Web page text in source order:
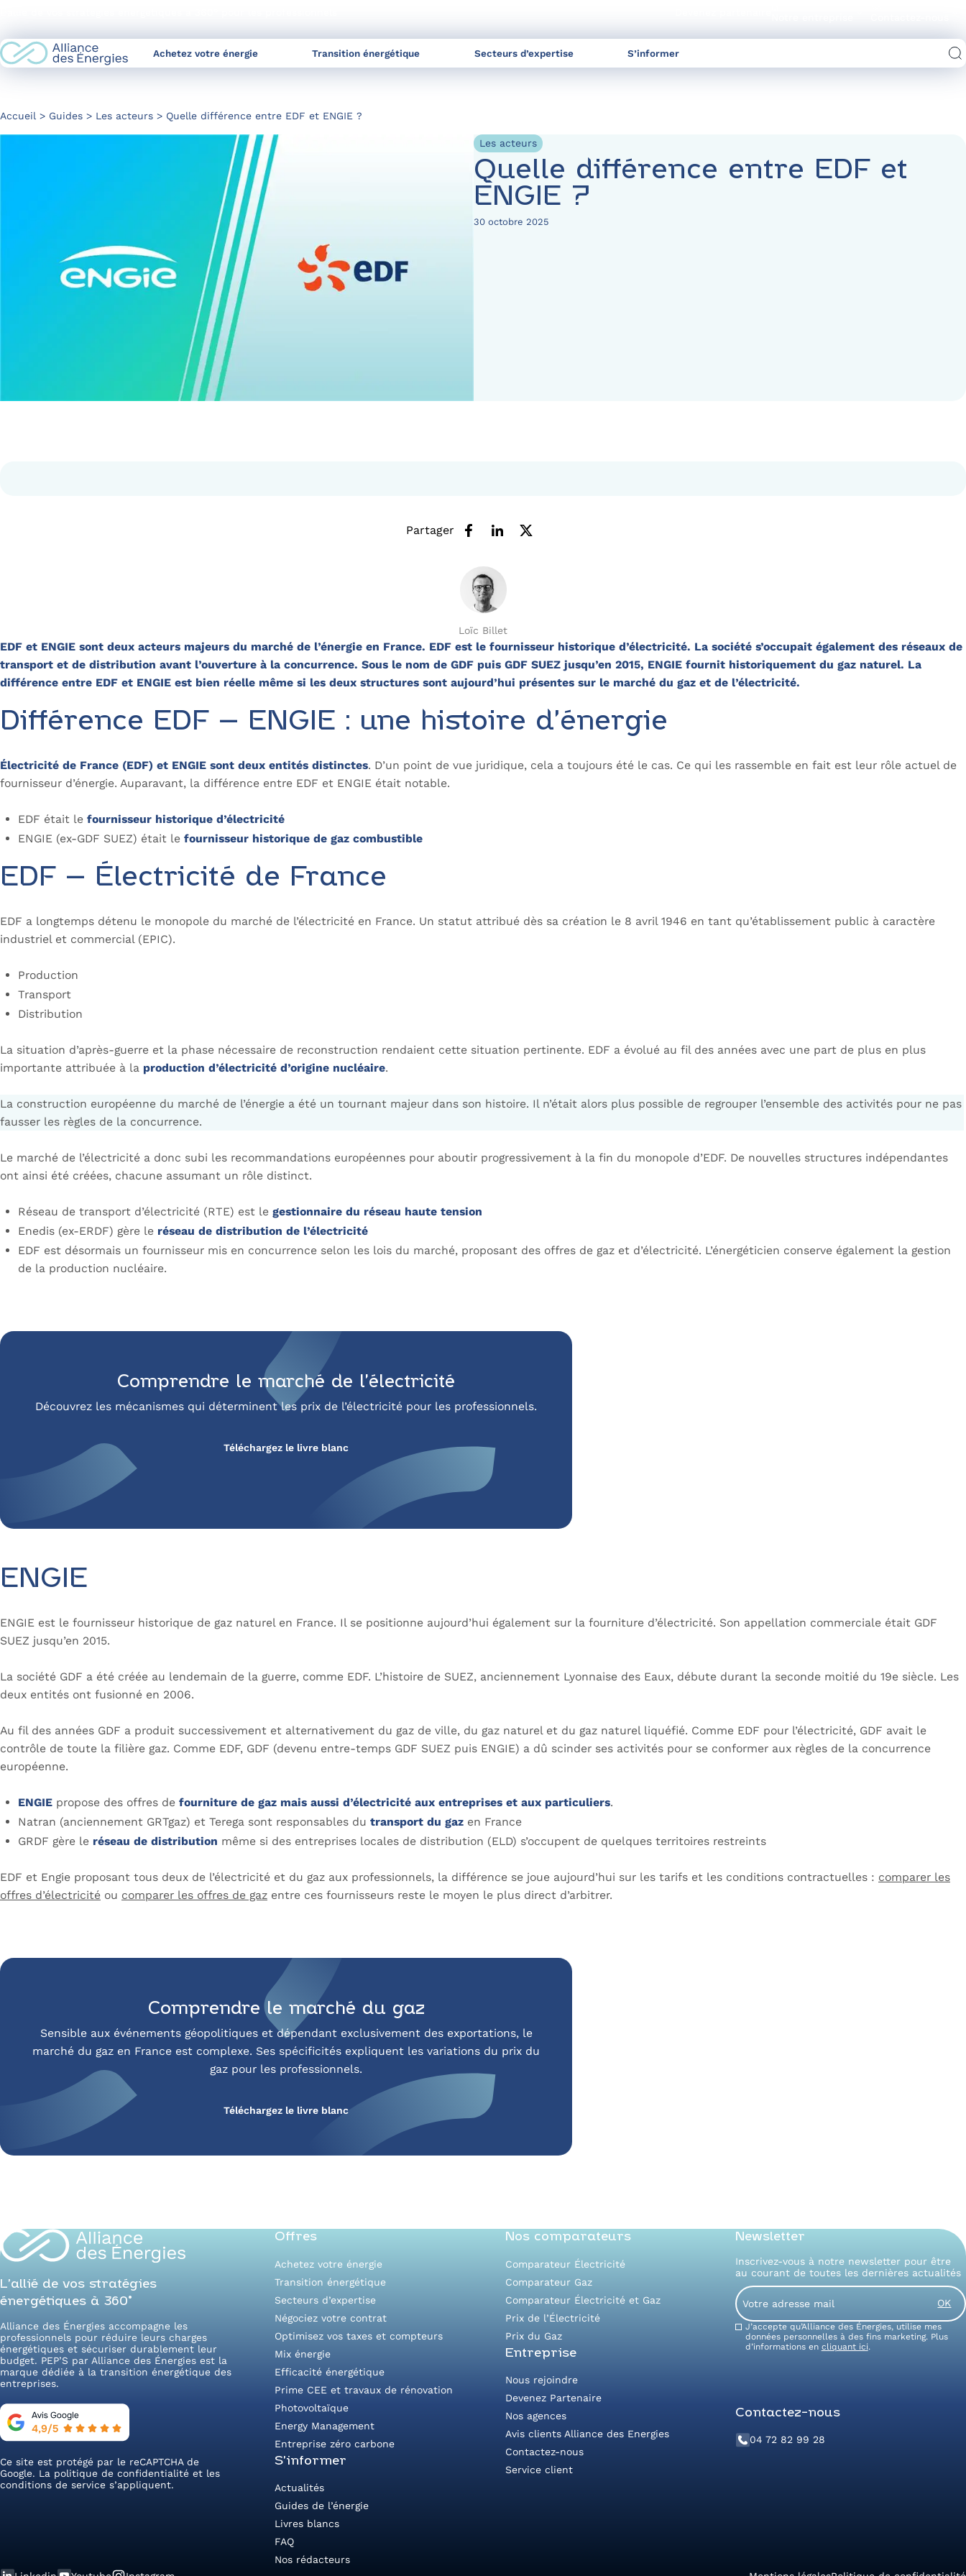
Content
Achetez votre énergie Transition énergétique Secteurs d’expertise S’informer
Accueil Guides Les acteurs Quelle différence entre EDF et ENGIE ?
Les acteurs
Quelle différence entre EDF et
ENGIE ?
30 octobre 2025
Partager
Loïc Billet
EDF et ENGIE sont deux acteurs majeurs du marché de l’énergie en France. EDF est le fournisseur historique d’électricité. La société s’occupait également des réseaux de
transport et de distribution avant l’ouverture à la concurrence. Sous le nom de GDF puis GDF SUEZ jusqu’en 2015, ENGIE fournit historiquement du gaz naturel. La
différence entre EDF et ENGIE est bien réelle même si les deux structures sont aujourd’hui présentes sur le marché du gaz et de l’électricité.
Différence EDF – ENGIE : une histoire d’énergie
Électricité de France (EDF) et ENGIE sont deux entités distinctes. D’un point de vue juridique, cela a toujours été le cas. Ce qui les rassemble en fait est leur rôle actuel de
fournisseur d’énergie. Auparavant, la différence entre EDF et ENGIE était notable.
EDF était le fournisseur historique d’électricité
ENGIE (ex-GDF SUEZ) était le fournisseur historique de gaz combustible
EDF – Électricité de France
EDF a longtemps détenu le monopole du marché de l’électricité en France. Un statut attribué dès sa création le 8 avril 1946 en tant qu’établissement public à caractère
industriel et commercial (EPIC).
Production
Transport
Distribution
La situation d’après-guerre et la phase nécessaire de reconstruction rendaient cette situation pertinente. EDF a évolué au fil des années avec une part de plus en plus
importante attribuée à la production d’électricité d’origine nucléaire.
La construction européenne du marché de l’énergie a été un tournant majeur dans son histoire. Il n’était alors plus possible de regrouper l’ensemble des activités pour ne pas
fausser les règles de la concurrence.
Le marché de l’électricité a donc subi les recommandations européennes pour aboutir progressivement à la fin du monopole d’EDF. De nouvelles structures indépendantes
ont ainsi été créées, chacune assumant un rôle distinct.
Réseau de transport d’électricité (RTE) est le gestionnaire du réseau haute tension
Enedis (ex-ERDF) gère le réseau de distribution de l’électricité
EDF est désormais un fournisseur mis en concurrence selon les lois du marché, proposant des offres de gaz et d’électricité. L’énergéticien conserve également la gestion
de la production nucléaire.
Comprendre le marché de l’électricité
Découvrez les mécanismes qui déterminent les prix de l’électricité pour les professionnels.
Téléchargez le livre blanc
ENGIE
ENGIE est le fournisseur historique de gaz naturel en France. Il se positionne aujourd’hui également sur la fourniture d’électricité. Son appellation commerciale était GDF
SUEZ jusqu’en 2015.
La société GDF a été créée au lendemain de la guerre, comme EDF. L’histoire de SUEZ, anciennement Lyonnaise des Eaux, débute durant la seconde moitié du 19e siècle. Les
deux entités ont fusionné en 2006.
Au fil des années GDF a produit successivement et alternativement du gaz de ville, du gaz naturel et du gaz naturel liquéfié. Comme EDF pour l’électricité, GDF avait le
contrôle de toute la filière gaz. Comme EDF, GDF (devenu entre-temps GDF SUEZ puis ENGIE) a dû scinder ses activités pour se conformer aux règles de la concurrence
européenne.
ENGIE propose des offres de fourniture de gaz mais aussi d’électricité aux entreprises et aux particuliers.
Natran (anciennement GRTgaz) et Terega sont responsables du transport du gaz en France
GRDF gère le réseau de distribution même si des entreprises locales de distribution (ELD) s’occupent de quelques territoires restreints
EDF et Engie proposant tous deux de l’électricité et du gaz aux professionnels, la différence se joue aujourd’hui sur les tarifs et les conditions contractuelles : comparer les
offres d’électricité ou comparer les offres de gaz entre ces fournisseurs reste le moyen le plus direct d’arbitrer.
Comprendre le marché du gaz
Sensible aux événements géopolitiques et dépendant exclusivement des exportations, le
marché du gaz en France est complexe. Ses spécificités expliquent les variations du prix du
gaz pour les professionnels.
Téléchargez le livre blanc
L’allié de vos stratégies
énergétiques à 360°
Alliance des Énergies accompagne les
professionnels pour réduire leurs charges
énergétiques et sécuriser durablement leur
budget. PEP’S par Alliance des Énergies est la
marque dédiée à la transition énergétique des
entreprises.
Ce site est protégé par le reCAPTCHA de
Google. La politique de confidentialité et les
conditions de service s’appliquent.
Offres
Achetez votre énergie
Transition énergétique
Secteurs d’expertise
Négociez votre contrat
Optimisez vos taxes et compteurs
Mix énergie
Efficacité énergétique
Prime CEE et travaux de rénovation
Photovoltaïque
Energy Management
Entreprise zéro carbone
S’informer
Actualités
Guides de l’énergie
Livres blancs
FAQ
Nos rédacteurs
Nos comparateurs
Comparateur Électricité
Comparateur Gaz
Comparateur Électricité et Gaz
Prix de l’Électricité
Prix du Gaz
Entreprise
Nous rejoindre
Devenez Partenaire
Nos agences
Avis clients Alliance des Energies
Contactez-nous
Service client
Newsletter
Inscrivez-vous à notre newsletter pour être
au courant de toutes les dernières actualités
Consent
J’accepte qu’Alliance des Énergies, utilise mes
données personnelles à des fins marketing. Plus
d’informations en cliquant ici.
Email
Contactez-nous
04 72 82 99 28